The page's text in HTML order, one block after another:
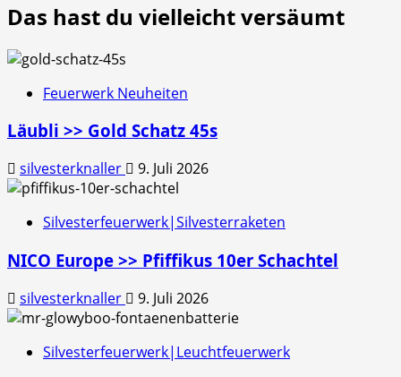
Das hast du vielleicht versäumt
Feuerwerk Neuheiten
Läubli >> Gold Schatz 45s
silvesterknaller 9. Juli 2026
Silvesterfeuerwerk|Silvesterraketen
NICO Europe >> Pfiffikus 10er Schachtel
silvesterknaller 9. Juli 2026
Silvesterfeuerwerk|Leuchtfeuerwerk